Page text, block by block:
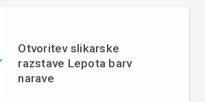
Otvoritev slikarske
razstave Lepota barv
narave